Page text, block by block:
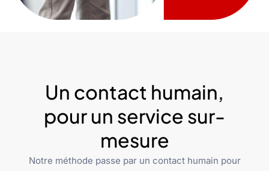
Un contact humain,
pour un service sur-
mesure
Notre méthode passe par un contact humain pour